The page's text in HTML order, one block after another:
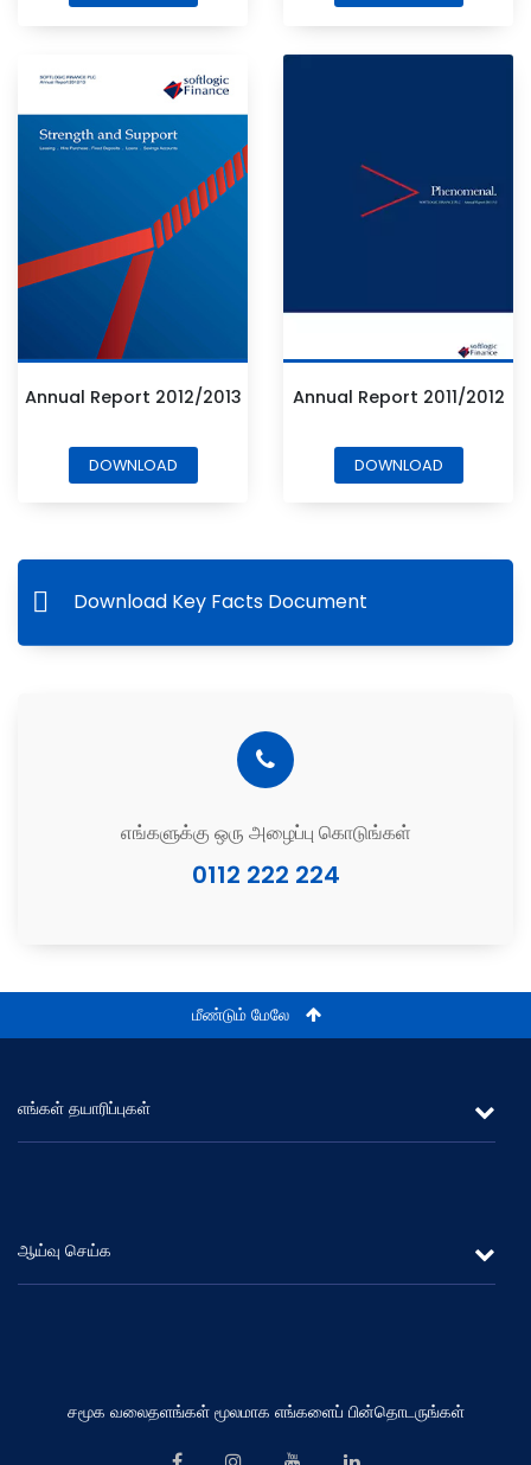
Annual Report 2012/2013
DOWNLOAD
Annual Report 2011/2012
DOWNLOAD
Download Key Facts Document
எங்களுக்கு ஒரு அழைப்பு கொடுங்கள்
0112 222 224
மீண்டும் மேலே
எங்கள் தயாரிப்புகள்
நிலையான வைப்புகள் மற்றும் சேமிப்பகள்
ஆய்வு செய்க
பெருநிறுவன முகாமைத்துவம்
கிளை வலையமைப்பு
சமூக வலைதளங்கள் மூலமாக எங்களைப் பின்தொடருங்கள்